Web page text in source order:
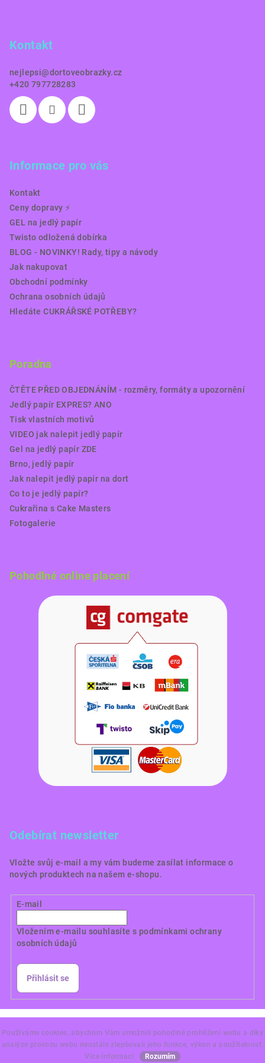
Používáme cookies, abychom Vám umožnili pohodlné prohlížení webu a díky
analýze provozu webu neustále zlepšovali jeho funkce, výkon a použitelnost.
Více informací
Rozumím
Kontakt
nejlepsi@dortoveobrazky.cz
+420 797728283
Informace pro vás
Kontakt
Ceny dopravy ⚡️
GEL na jedlý papír
Twisto odložená dobírka
BLOG - NOVINKY! Rady, tipy a návody
Jak nakupovat
Obchodní podmínky
Ochrana osobních údajů
Hledáte CUKRÁŘSKÉ POTŘEBY?
Poradna
ČTĚTE PŘED OBJEDNÁNÍM - rozměry, formáty a upozornění
Jedlý papír EXPRES? ANO
Tisk vlastních motivů
VIDEO jak nalepit jedlý papír
Gel na jedlý papír ZDE
Brno, jedlý papír
Jak nalepit jedlý papír na dort
Co to je jedlý papír?
Cukrařina s Cake Masters
Fotogalerie
Pohodlné online placení
Odebírat newsletter
Vložte svůj e-mail a my vám budeme zasílat informace o
nových produktech na našem e-shopu.
E-mail
Vložením e-mailu souhlasíte s podmínkami ochrany
osobních údajů
Přihlásit se
vyhrazena.
Vytvořil Shoptet Premium